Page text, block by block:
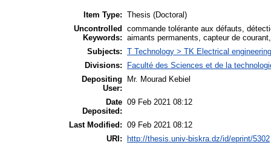
Item Type: Thesis (Doctoral)
Uncontrolled
Keywords:
commande tolérante aux défauts,
aimants permanents, capteur de
Subjects: T Technology > TK Electrical
Divisions:
Faculté des Sciences et de la
Depositing
User:
Mr. Mourad Kebiel
Date
Deposited:
09 Feb 2021 08:12
Last Modified: 09 Feb 2021 08:12
URI:
http://thesis.univ-biskra.dz/id/eprint/5302